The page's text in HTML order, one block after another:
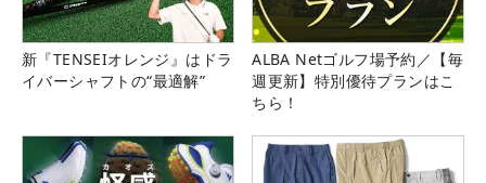
新『TENSEIオレンジ』はドラ
イバーシャフトの“最適解”
ALBA Netゴルフ場予約／【毎
週更新】特別優待プランはこ
ちら！